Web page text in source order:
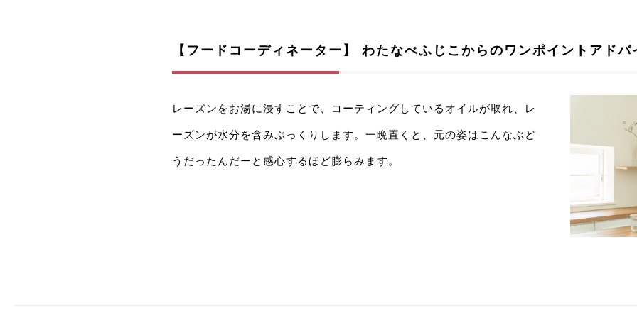
【フードコーディネーター】 わたなべふじこからのワンポイントアドバ
レーズンをお湯に浸すことで、コーティングしているオイルが取れ、レ
ーズンが水分を含みぷっくりします。一晩置くと、元の姿はこんなぶど
うだったんだーと感心するほど膨らみます。